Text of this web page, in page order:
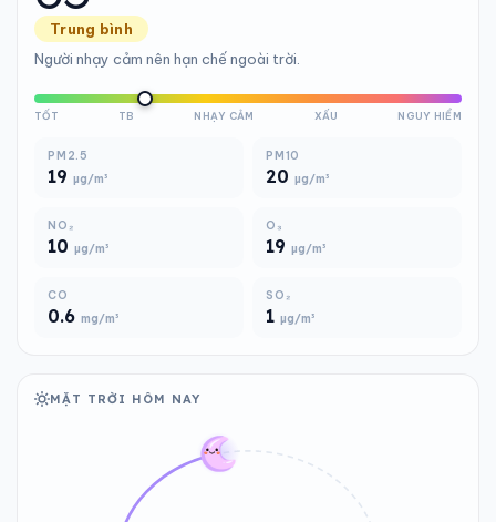
Trung bình
Người nhạy cảm nên hạn chế ngoài trời.
TỐT TB NHẠY CẢM XẤU NGUY HIỂM
PM2.5
19 µg/m³
PM10
20 µg/m³
NO₂
10 µg/m³
O₃
19 µg/m³
CO
0.6 mg/m³
SO₂
1 µg/m³
MẶT TRỜI HÔM NAY